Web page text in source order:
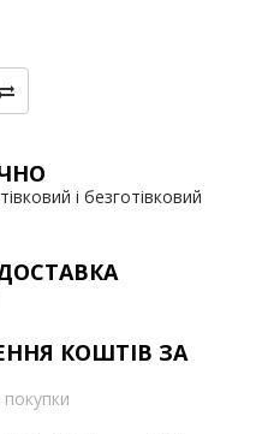
і безготівковий
КОШТІВ ЗА
покупки